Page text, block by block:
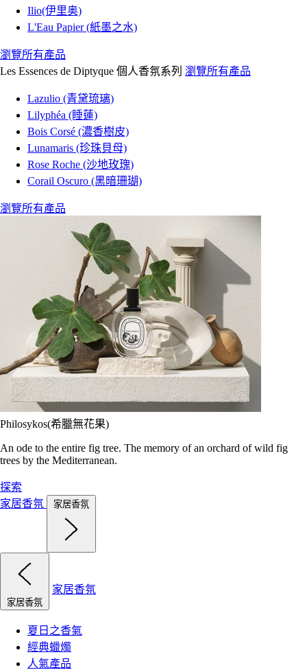
Ilio(伊里奥)
L'Eau Papier (紙墨之水)
瀏覽所有產品
Les Essences de Diptyque 個人香氛系列 瀏覽所有產品
Lazulio (青黛琉璃)
Lilyphéa (睡蓮)
Bois Corsé (濃香樹皮)
Lunamaris (珍珠貝母)
Rose Roche (沙地玫瑰)
Corail Oscuro (黑暗珊瑚)
瀏覽所有產品
Philosykos(希臘無花果)
An ode to the entire fig tree. The memory of an orchard of wild fig
trees by the Mediterranean.
探索
家居香氛
家居香氛
家居香氛
家居香氛
夏日之香氣
經典蠟燭
人氣產品